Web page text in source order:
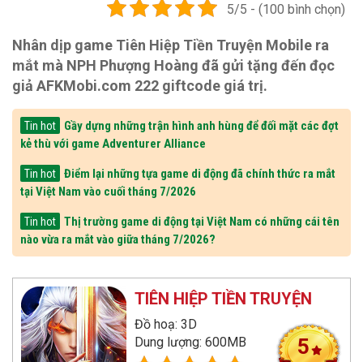
5/5 - (100 bình chọn)
Nhân dịp game Tiên Hiệp Tiền Truyện Mobile ra
mắt mà NPH Phượng Hoàng đã gửi tặng đến đọc
giả AFKMobi.com 222 giftcode giá trị.
Tin hot
Gầy dựng những trận hình anh hùng để đối mặt các đợt
kẻ thù với game Adventurer Alliance
Tin hot
Điểm lại những tựa game di động đã chính thức ra mắt
tại Việt Nam vào cuối tháng 7/2026
Tin hot
Thị trường game di động tại Việt Nam có những cái tên
nào vừa ra mắt vào giữa tháng 7/2026?
TIÊN HIỆP TIỀN TRUYỆN
Đồ hoạ: 3D
Dung lượng: 600MB
5